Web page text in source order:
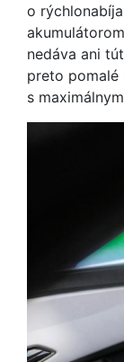
o
nedáva ani
preto pomalé
s